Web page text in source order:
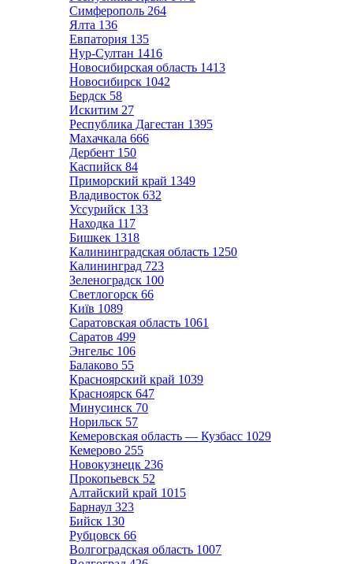
Симферополь 264
Ялта 136
Евпатория 135
Нур-Султан 1416
Новосибирская область 1413
Новосибирск 1042
Бердск 58
Искитим 27
Республика Дагестан 1395
Махачкала 666
Дербент 150
Каспийск 84
Приморский край 1349
Владивосток 632
Уссурийск 133
Находка 117
Бишкек 1318
Калининградская область 1250
Калининград 723
Зеленоградск 100
Светлогорск 66
Київ 1089
Саратовская область 1061
Саратов 499
Энгельс 106
Балаково 55
Красноярский край 1039
Красноярск 647
Минусинск 70
Норильск 57
Кемеровская область — Кузбасс 1029
Кемерово 255
Новокузнецк 236
Прокопьевск 52
Алтайский край 1015
Барнаул 323
Бийск 130
Рубцовск 66
Волгоградская область 1007